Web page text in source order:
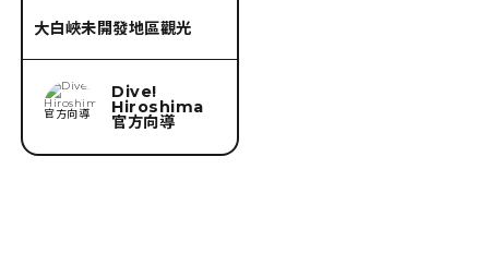
大白峽未開發地區觀光
Dive!
Hiroshima
官方向導